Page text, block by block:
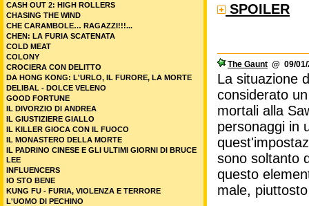
SPOILER
The Gaunt @ 09/
La situazione
considerato
mortali alla
personaggi in
sono soltanto
questo
male,
CASH OUT 2: HIGH ROLLERS
CHASING THE WIND
CHE CARAMBOLE… RAGAZZI!!!...
CHEN: LA FURIA SCATENATA
COLD MEAT
COLONY
CROCIERA CON DELITTO
DA HONG KONG: L'URLO, IL FURORE, LA MORTE
DELIBAL - DOLCE VELENO
GOOD FORTUNE
IL DIVORZIO DI ANDREA
IL GIUSTIZIERE GIALLO
IL KILLER GIOCA CON IL FUOCO
IL MONASTERO DELLA MORTE
IL PADRINO CINESE E GLI ULTIMI GIORNI DI BRUCE
LEE
INFLUENCERS
IO STO BENE
KUNG FU - FURIA, VIOLENZA E TERRORE
L'UOMO DI PECHINO